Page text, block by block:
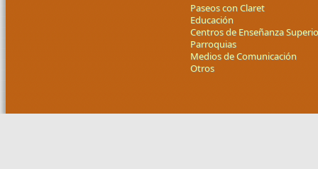
Paseos con Claret
Educación
Centros de Enseñanza
Parroquias
Medios de Comunicación
Otros